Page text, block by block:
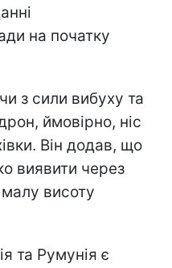
на початку
з сили вибуху та
ймовірно, ніс
Він додав, що
виявити через
малу висоту
та Румунія є